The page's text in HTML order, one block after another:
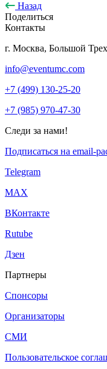
Назад
Поделиться
Контакты
г. Москва, Большой
info@eventumc.com
+7 (499) 130-25-20
+7 (985) 970-47-30
Следи за нами!
Подписаться на email-
Telegram
МАХ
ВКонтакте
Rutube
Дзен
Партнеры
Спонсоры
Организаторы
СМИ
Пользовательское